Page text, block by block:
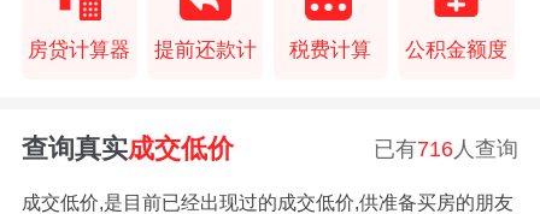
房贷计算器 提前还款计 税费计算 公积金额度
查询真实成交低价 已有716 人查询
成交低价,是目前已经出现过的成交低价,供准备买房的朋友